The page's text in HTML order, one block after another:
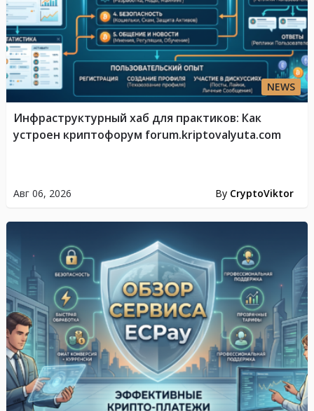
NEWS
Авг 06, 2026 By CryptoViktor
Инфраструктурный хаб для практиков: Как
устроен криптофорум forum.kriptovalyuta.com